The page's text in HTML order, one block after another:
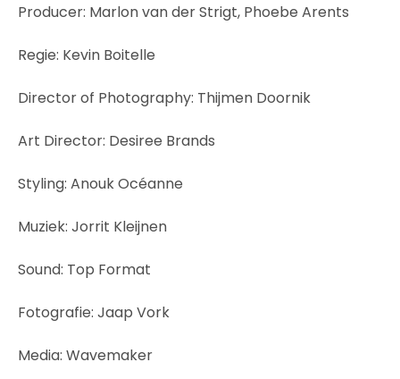
Producer: Marlon van der Strigt, Phoebe Arents
Regie: Kevin Boitelle
Director of Photography: Thijmen Doornik
Art Director: Desiree Brands
Styling: Anouk Océanne
Muziek: Jorrit Kleijnen
Sound: Top Format
Fotografie: Jaap Vork
Media: Wavemaker